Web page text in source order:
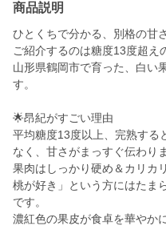
商品説明
ひとくちで分かる、別格の甘さ
ご紹介するのは糖度13度超え
山形県鶴岡市で育った、白い
す。
🌟昂紀がすごい理由
平均糖度13度以上、完熟する
なく、甘さがまっすぐ伝わりま
果肉はしっかり硬め＆カリカ
桃が好き」という方にはたま
です。
濃紅色の果皮が食卓を華やか